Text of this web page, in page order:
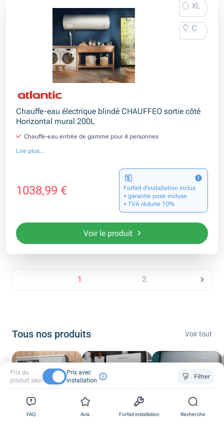
XL
C
Chauffe-eau électrique blindé CHAUFFEO sortie côté
Horizontal mural 200L
Chauffe-eau entrée de gamme pour 4 personnes
Lire plus...
1038,99 €
Forfait d’installation inclus
+ garantie pose incluse
+ TVA réduite 10%
Voir le produit
1 2
Tous nos produits Voir tout
Pompes à
chaleur
Chaudières gaz
Climatisation
réversible
Prix du
produit seul
Prix avec
installation
Filtrer
FAQ Avis Forfait installation Recherche